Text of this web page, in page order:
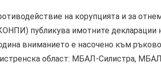
на корупцията и за
публикува имотните декларации
вниманието е насочено към
област: МБАЛ-Силистра,